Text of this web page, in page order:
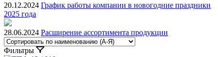
20.12.2024 График работы компании в новогодние праздники
2025 года
28.06.2024 Расширение ассортимента продукции
Фильтры